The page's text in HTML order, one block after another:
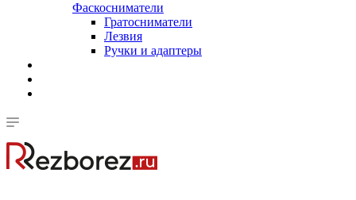
Фаскосниматели
Гратосниматели
Лезвия
Ручки и адаптеры